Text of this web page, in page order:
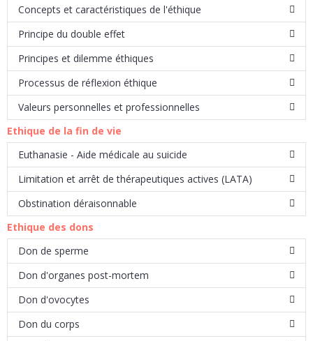
Concepts et caractéristiques de l'éthique
Principe du double effet
Principes et dilemme éthiques
Processus de réflexion éthique
Valeurs personnelles et professionnelles
Ethique de la fin de vie
Euthanasie - Aide médicale au suicide
Limitation et arrêt de thérapeutiques actives (LATA)
Obstination déraisonnable
Ethique des dons
Don de sperme
Don d'organes post-mortem
Don d'ovocytes
Don du corps